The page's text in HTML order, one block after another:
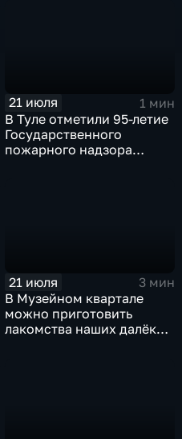
21 июля
1 мин
В Туле отметили 95-летие
Государственного
пожарного надзора
21 июля
3 мин
В Музейном квартале
можно приготовить
лакомства наших далёких